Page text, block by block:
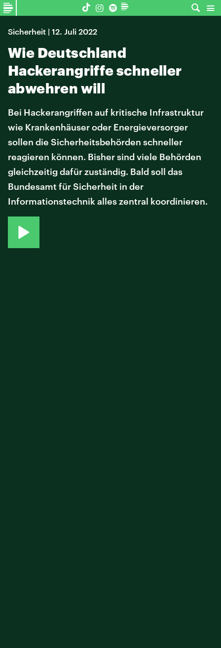
Sicherheit | 12. Juli 2022
Wie Deutschland
Hackerangriffe schneller
abwehren will
Bei Hackerangriffen auf kritische Infrastruktur
wie Krankenhäuser oder Energieversorger
sollen die Sicherheitsbehörden schneller
reagieren können. Bisher sind viele Behörden
gleichzeitig dafür zuständig. Bald soll das
Bundesamt für Sicherheit in der
Informationstechnik alles zentral koordinieren.